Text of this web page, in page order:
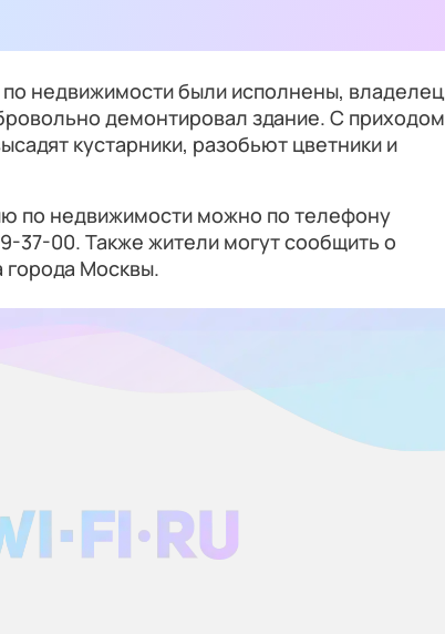
недвижимости были исполнены, владелец
демонтировал здание. С приходом
кустарники, разобьют цветники и
по недвижимости можно по телефону
37-00. Также жители могут сообщить о
города Москвы.